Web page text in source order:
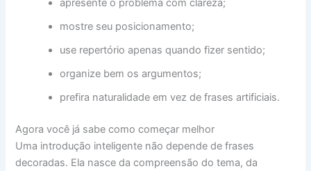
apresente o problema com clareza;
mostre seu posicionamento;
use repertório apenas quando fizer sentido;
organize bem os argumentos;
prefira naturalidade em vez de frases artificiais.
Agora você já sabe como começar melhor
Uma introdução inteligente não depende de frases
decoradas. Ela nasce da compreensão do tema, da